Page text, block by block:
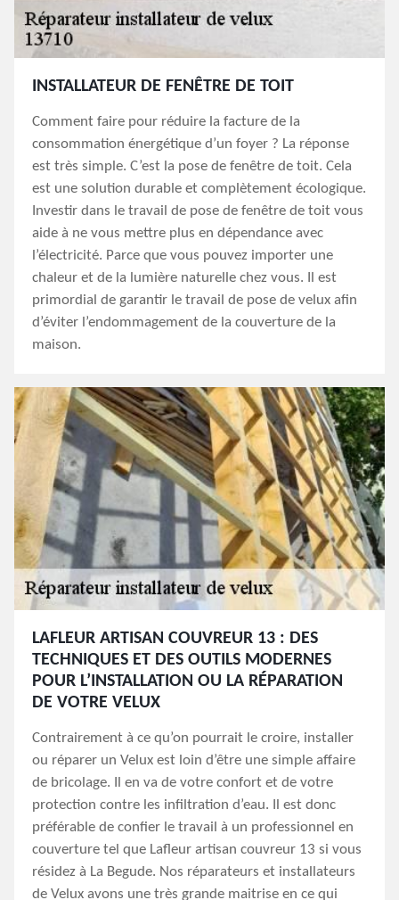
INSTALLATEUR DE FENÊTRE DE TOIT
Comment faire pour réduire la facture de la
consommation énergétique d’un foyer ? La réponse
est très simple. C’est la pose de fenêtre de toit. Cela
est une solution durable et complètement écologique.
Investir dans le travail de pose de fenêtre de toit vous
aide à ne vous mettre plus en dépendance avec
l’électricité. Parce que vous pouvez importer une
chaleur et de la lumière naturelle chez vous. Il est
primordial de garantir le travail de pose de velux afin
d’éviter l’endommagement de la couverture de la
maison.
LAFLEUR ARTISAN COUVREUR 13 : DES
TECHNIQUES ET DES OUTILS MODERNES
POUR L’INSTALLATION OU LA RÉPARATION
DE VOTRE VELUX
Contrairement à ce qu’on pourrait le croire, installer
ou réparer un Velux est loin d’être une simple affaire
de bricolage. Il en va de votre confort et de votre
protection contre les infiltration d’eau. Il est donc
préférable de confier le travail à un professionnel en
couverture tel que Lafleur artisan couvreur 13 si vous
résidez à La Begude. Nos réparateurs et installateurs
de Velux avons une très grande maitrise en ce qui